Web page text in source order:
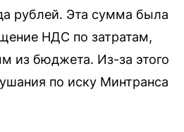
рублей. Эта сумма была
НДС по затратам,
из бюджета. Из-за этого
по иску Минтранса